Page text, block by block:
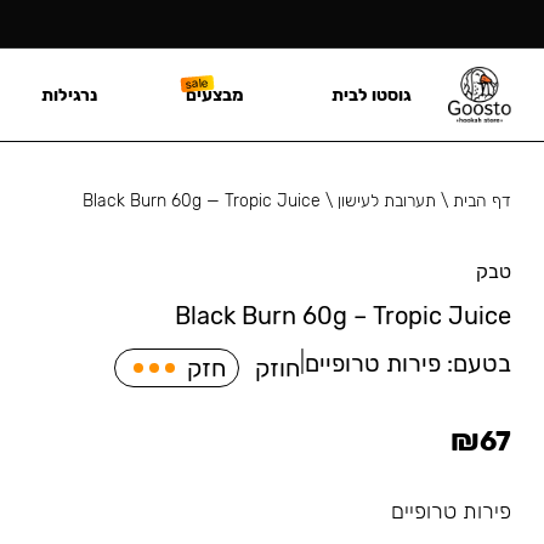
דף הבית\ תערובת לעישון \
Black Burn 60g — Tropic Juice
טבק
Black Burn 60g – Tropic Juice
בטעם: פירות טרופיים חוזק חזק
₪67
פירות טרופיים
גוסטו לבית מבצעים נרגילות